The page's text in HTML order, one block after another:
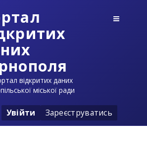
відкритих даних
міської ради
Увійти Зареєструватись